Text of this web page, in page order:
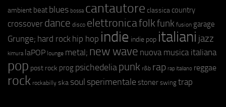
ambient beat blues bossa cantautore classica country
crossover dance disco elettronicafolkfunk fusion garage
Grunge; hard rock hip hop indie indie pop italiani jazz
kimura laPOP lounge metal; new wave nuova musica italiana
pop post rock prog psichedeliapunk r&b rap rap italiano reggae
rock rockabilly ska soul sperimentale stoner swing trap